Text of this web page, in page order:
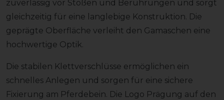
zuverlässig vor Stößen und Berührungen und sorgt
gleichzeitig für eine langlebige Konstruktion. Die
geprägte Oberfläche verleiht den Gamaschen eine
hochwertige Optik.
Die stabilen Klettverschlüsse ermöglichen ein
schnelles Anlegen und sorgen für eine sichere
Fixierung am Pferdebein. Die Logo Prägung auf den